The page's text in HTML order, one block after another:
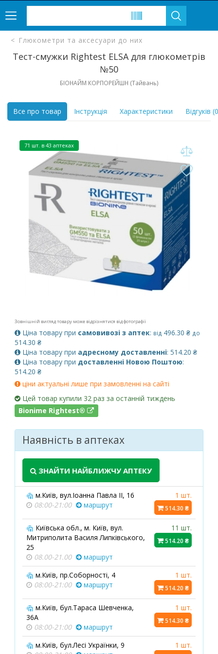
Глюкометри та аксесуари до них
Тест-смужки Rightest ELSA для глюкометрів
№50
БІОНАЙМ КОРПОРЕЙШН (Тайвань)
Все про товар Інструкція Характеристики Відгуків
71 шт. в 43 аптеках
Зовнішній вигляд товару може відрізнятися від фотографії
Ціна товару при самовивозі з аптек: від 496.30 ₴ до
514.30 ₴
Ціна товару при адресному доставленні: 514.20 ₴
Ціна товару при доставленні Новою Поштою:
514.20 ₴
ціни актуальні лише при замовленні на сайті
Цей товар купили 32 раз за останній тиждень
Bionime Rightest®
Наявність в аптеках
ЗНАЙТИ НАЙБЛИЖЧУ АПТЕКУ
м.Київ, вул.Іоанна Павла ІІ, 16
08:00-21:00
маршрут
1 шт.
514.30 ₴
Київська обл., м. Київ, вул.
Митриполита Василя Липківського,
25
08.00-21.00
маршрут
11 шт.
514.20 ₴
м.Київ, пр.Соборності, 4
08:00-21:00
маршрут
1 шт.
514.20 ₴
м.Київ, бул.Тараса Шевченка,
36А
08:00-21:00
маршрут
1 шт.
514.30 ₴
м.Київ, бул.Лесі Українки, 9
1 шт.